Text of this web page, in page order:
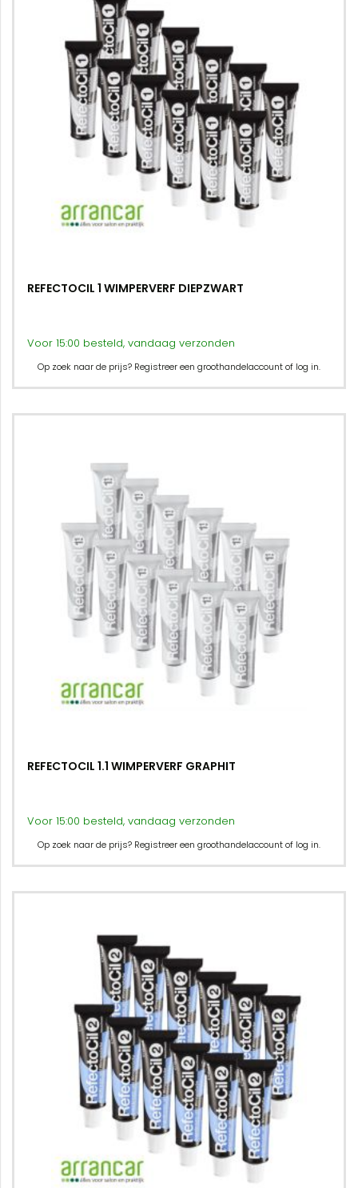
REFECTOCIL 1 WIMPERVERF DIEPZWART
Voor 15:00 besteld, vandaag verzonden
Op zoek naar de prijs? Registreer een groothandelaccount of log in.
REFECTOCIL 1.1 WIMPERVERF GRAPHIT
Voor 15:00 besteld, vandaag verzonden
Op zoek naar de prijs? Registreer een groothandelaccount of log in.